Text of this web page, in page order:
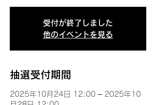
受付が終了しました
他のイベントを見る
抽選受付期間
2025年10月24日 12:00 – 2025年10